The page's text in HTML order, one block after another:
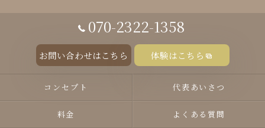
070-2322-1358
お問い合わせはこちら 体験はこちら
コンセプト 代表あいさつ
料金 よくある質問